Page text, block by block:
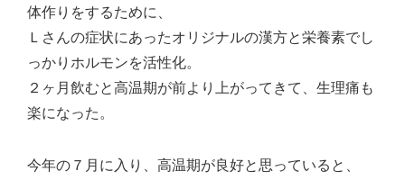
体作りをするために、
Ｌさんの症状にあったオリジナルの漢方と栄養素でし
っかりホルモンを活性化。
２ヶ月飲むと高温期が前より上がってきて、生理痛も
楽になった。
今年の７月に入り、高温期が良好と思っていると、